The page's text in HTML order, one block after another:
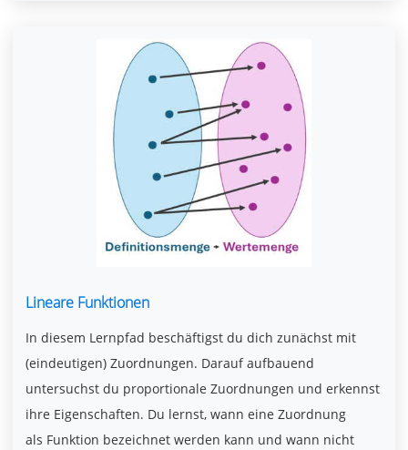
Lineare Funktionen
In diesem Lernpfad beschäftigst du dich zunächst mit
(eindeutigen) Zuordnungen. Darauf aufbauend
untersuchst du proportionale Zuordnungen und erkennst
ihre Eigenschaften. Du lernst, wann eine Zuordnung
als Funktion bezeichnet werden kann und wann nicht